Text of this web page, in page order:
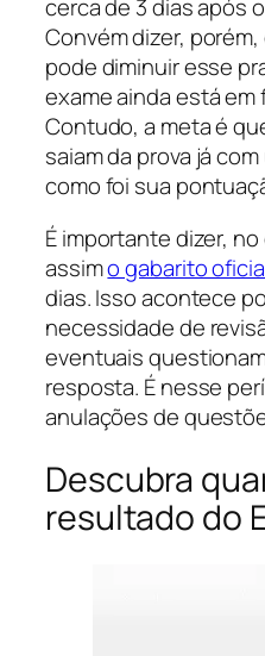
cerca de 3 dias após
Convém dizer, porém,
pode diminuir esse
exame ainda está
Contudo, a meta é
saiam da prova já
como foi sua
É importante dizer,
assimo gabarito
dias. Isso acontece
necessidade de
eventuais
resposta. É nesse
anulações de
Descubra
resultado do